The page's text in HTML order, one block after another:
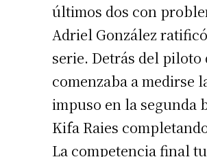
últimos dos con
Adriel González
serie. Detrás del
comenzaba a medirse
impuso en la segunda
Kifa Raies
La competencia final